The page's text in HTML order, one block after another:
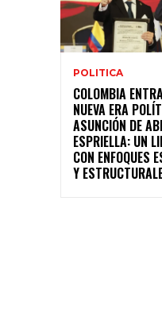
POLITICA
COLOMBIA
NUEVA ERA
ASUNCIÓN DE
ESPRIELLA: UN
CON ENFOQUES
Y